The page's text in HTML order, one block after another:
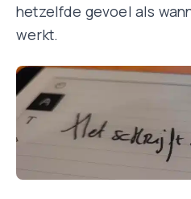
hetzelfde gevoel als
werkt.